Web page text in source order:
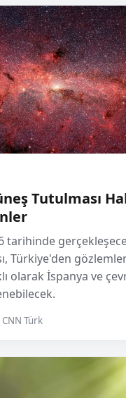
Tutulması
tarihinde
Türkiye'den
olarak İspanya ve
Türk